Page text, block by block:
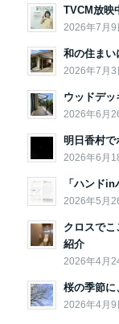
TVCM放映
2026年7月9
和の住まい
2026年7月3
ウッドデ
2026年6月
明日香村で
2026年6月
「ハンド
2026年5月
クロスで
紹介
2026年4月
桜の季節に
2026年4月9